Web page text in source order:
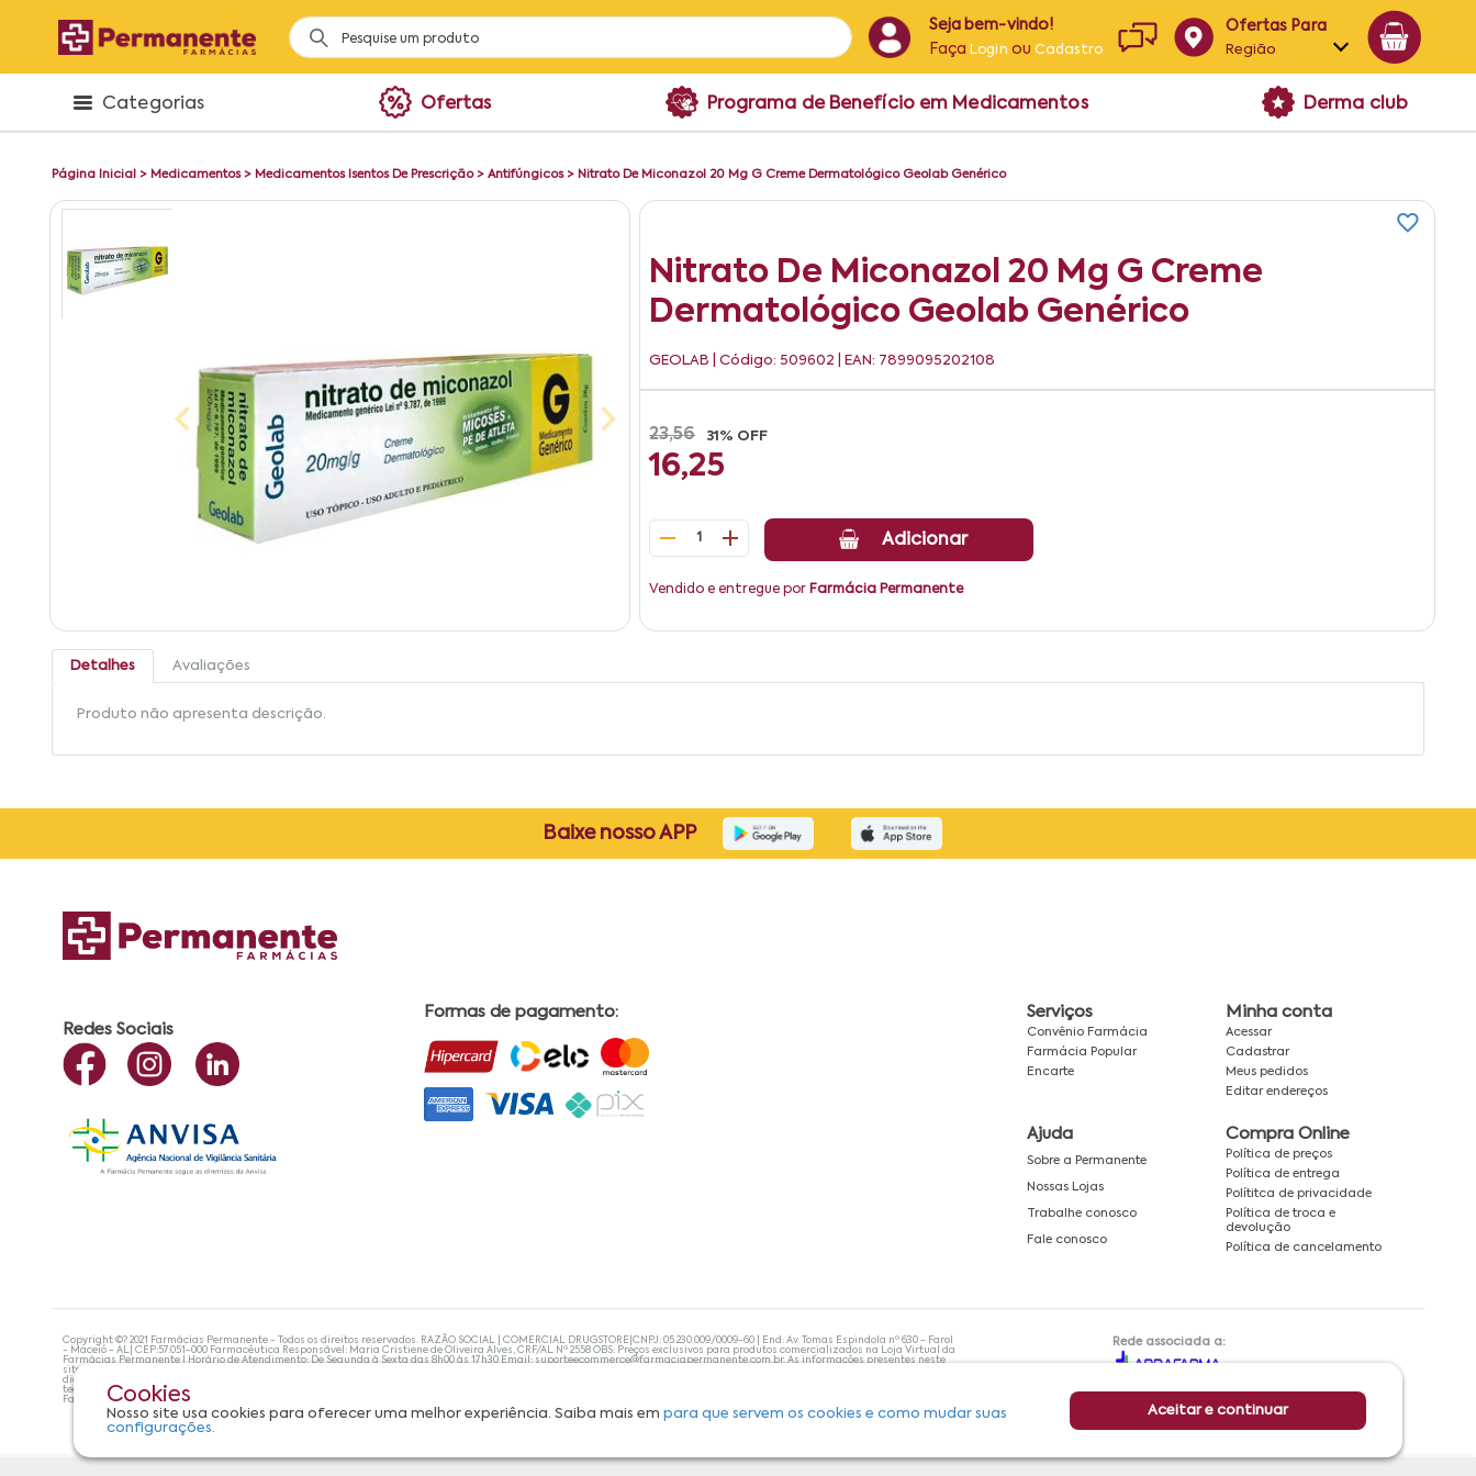
Seja bem-vindo!
Faça Login ouCadastro
Ofertas Para
Região
Alagoas
Categorias Ofertas Programa de Benefício em Medicamentos Derma club
Página Inicial > Medicamentos> Medicamentos Isentos De Prescrição> Antifúngicos> Nitrato De Miconazol 20 Mg G Creme Dermatológico Geolab Genérico
Nitrato De Miconazol 20 Mg G Creme
Dermatológico Geolab Genérico
GEOLAB | Código: 509602 | EAN: 7899095202108
23,56 31% OFF
16,25
1 Adicionar
Vendido e entregue por Farmácia Permanente
Detalhes Avaliações
Produto não apresenta descrição.
Cookies
Nosso site usa cookies para oferecer uma melhor experiência. Saiba mais empara que servem os cookies e como mudar suas
configurações.
Aceitar e continuar
Baixe nosso APP
Redes Sociais
Formas de pagamento: Serviços
Convênio Farmácia
Farmácia Popular
Encarte
Minha conta
Acessar
Cadastrar
Meus pedidos
Editar endereços
Ajuda
Sobre a Permanente
Nossas Lojas
Trabalhe conosco
Fale conosco
Compra Online
Política de preços
Política de entrega
Polítitca de privacidade
Política de troca e
devolução
Política de cancelamento
Copyright ©? 2021 Farmácias Permanente - Todos os direitos reservados. RAZÃO SOCIAL | COMERCIAL DRUGSTORE|CNPJ: 05.230.009/0009-60 | End: Av. Tomas Espindola nº 630 - Farol
- Maceió - AL| CEP:57.051-000 Farmacêutica Responsável: Maria Cristiene de Oliveira Alves, CRF/AL Nº 2558 OBS: Preços exclusivos para produtos comercializados na Loja Virtual da
Farmácias Permanente | Horário de Atendimento: De Segunda à Sexta das 8h00 às 17h30 Email: suporteecommerce@farmaciapermanente.com.br. As informações presentes neste
site não devem ser utilizadas para automedicação e, de forma alguma, substituem as orientações de um profissional da área médica. Apenas o médico está capacitado para
diagnosticar problemas de saúde e prescrever o tratamento adequado. Se os sintomas persistirem, um médico deve ser consultado. A Farmácia Permanente trabalha com as
tecnologias mais avançadas de proteção de dados, para que você possa realizar suas compras com tranquilidade. A privacidade e a segurança dos clientes são compromissos da
Farmácias Permanente. Todos os pedidos efetuados estão sujeitos à confirmação da disponibilidade de produto em nosso estoque.
Rede associada a: